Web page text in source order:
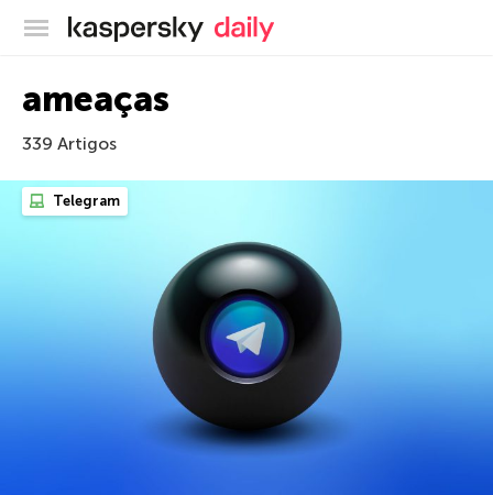
Blog oficial da Kaspersky
ameaças
339 Artigos
Telegram